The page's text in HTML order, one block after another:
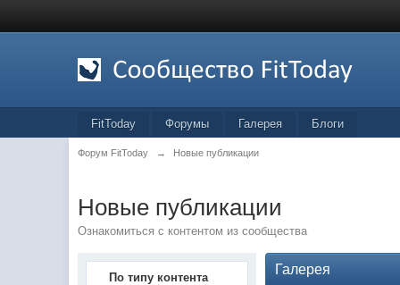
FitToday Форумы Галерея Блоги
Форум FitToday → Новые публикации
Новые публикации
Ознакомиться с контентом из сообщества
По типу контента
Галерея